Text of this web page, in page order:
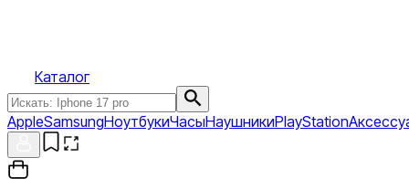
Каталог
AppleSamsungНоутбукиЧасыНаушникиPlayStation